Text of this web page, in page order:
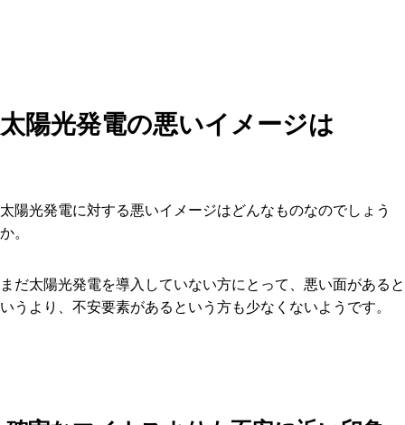
太陽光発電の悪いイメージは
太陽光発電に対する悪いイメージはどんなものなのでしょう
か。
まだ太陽光発電を導入していない方にとって、悪い面があると
いうより、不安要素があるという方も少なくないようです。